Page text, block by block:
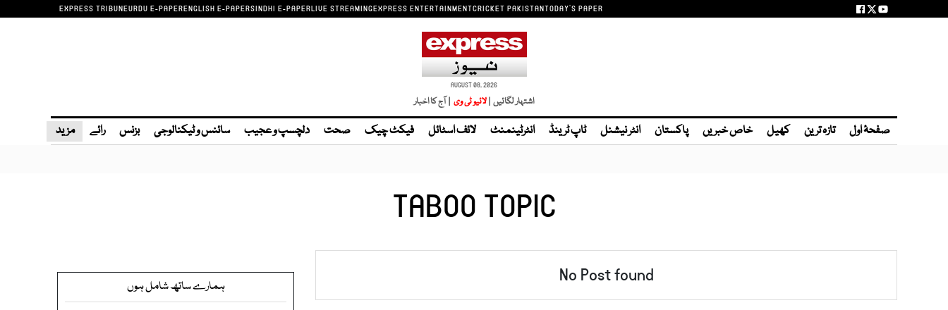
EXPRESS TRIBUNEURDU E-PAPERENGLISH E-PAPERSINDHI E-PAPERLIVE STREAMINGEXPRESS ENTERTAINMENTCRICKET PAKISTANTODAY'S PAPER
AUGUST 08, 2026
اشتہار لگائیں | | آج کا اخبار
صفحۂ اول تازہ ترین کھیل خاص خبریں پاکستان انٹر نیشنل ٹاپ ٹرینڈ انٹرٹینمنٹ لائف اسٹائل فیکٹ چیک صحت دلچسپ و عجیب سائنس و ٹیکنالوجی بزنس رائے مزید
TABOO TOPIC
No Post found ہمارے ساتھ شامل ہوں